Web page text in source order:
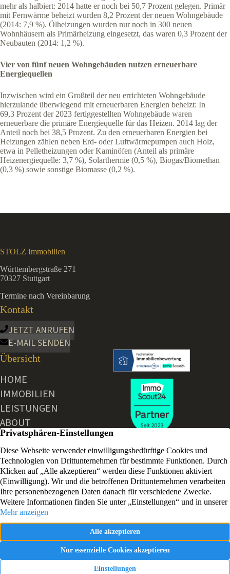
mehr als halbiert: 2014 hatte er noch bei 50,7 Prozent gelegen. Primär
mit Fernwärme beheizt wurden 8,2 Prozent der neuen Wohngebäude
(2014: 7,9 %). Ölheizungen wurden nur noch in 300 neuen
Wohnhäusern als Primärheizung eingesetzt, das waren 0,3 Prozent der
Neubauten (2014: 1,2 %).
Vier von fünf neuen Wohngebäuden nutzen erneuerbare
Energiequellen
Inzwischen wird ein Großteil der neu errichteten Wohngebäude
hierzulande überwiegend mit erneuerbaren Energien beheizt: In
69,3 Prozent der 2023 fertiggestellten Wohngebäude waren
erneuerbare die primäre Energiequelle für das Heizen. 2014 lag der
Anteil noch bei 38,5 Prozent. Zu den erneuerbaren Energien bei
Heizungen zählen neben Erd- oder Luftwärmepumpen auch Holz,
etwa in Pelletheizungen oder Kaminöfen (Anteil als primäre
Heizenergiequelle: 3,7 %), Solarthermie (0,5 %), Biogas/Biomethan
(0,3 %) sowie sonstige Biomasse (0,2 %).
STOLZ Immobilien
Württembergstraße 271
70327 Stuttgart
Termine nach Vereinbarung
Kontakt
JETZT ANRUFEN
E-MAIL SENDEN
Übersicht
HOME
IMMOBILIEN
LEISTUNGEN
ABOUT
AKTUELLE NEWS
KONTAKT